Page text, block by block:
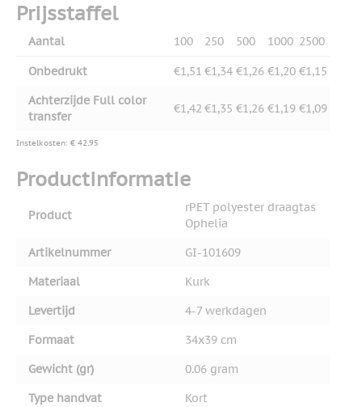
Prijsstaffel
Aantal 100 250 500 1000 2500
Onbedrukt €1,51 €1,34 €1,26 €1,20 €1,15
Achterzijde Full color
transfer
€1,42 €1,35 €1,26 €1,19 €1,09
Instelkosten: € 42,95
Productinformatie
Product
rPET polyester draagtas
Ophelia
Artikelnummer
GI-101609
Materiaal
Kurk
Levertijd
4-7 werkdagen
Formaat
34x39 cm
Gewicht (gr)
0.06 gram
Type handvat
Kort